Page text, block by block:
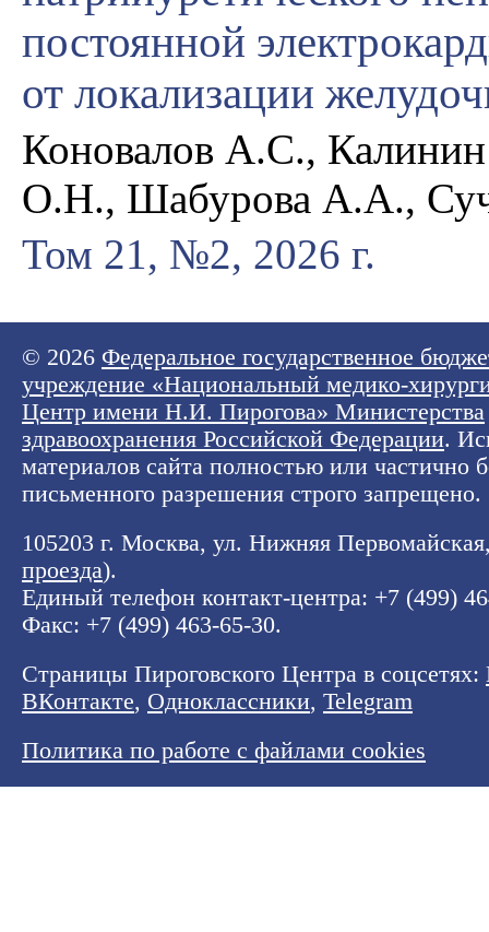
постоянной
от локализации
Коновалов А.С.,
О.Н., Шабурова А.А.,
Том 21, №2, 2026 г.
© 2026 Федеральное государственное
учреждение «Национальный медико-
Центр имени Н.И. Пирогова» Министерства
здравоохранения Российской Федерации.
материалов сайта полностью или частично
письменного разрешения строго запрещено.
105203 г. Москва, ул. Нижняя
проезда).
Единый телефон контакт-центра: +7 (499)
Факс: +7 (499) 463-65-30.
Страницы Пироговского Центра в соцсетях:
ВКонтакте, Одноклассники, Telegram
Политика по работе с файлами cookies